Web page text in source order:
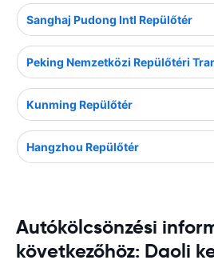
Sanghaj Pudong Intl Repülőtér
Peking Nemzetközi Repülőtéri
Kunming Repülőtér
Hangzhou Repülőtér
Autókölcsönzési
következőhöz: Daoli